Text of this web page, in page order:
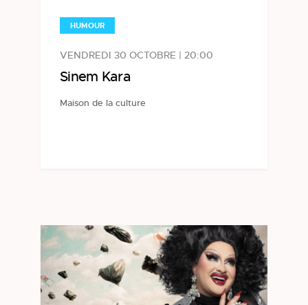
HUMOUR
VENDREDI 30 OCTOBRE | 20:00
Sinem Kara
Maison de la culture